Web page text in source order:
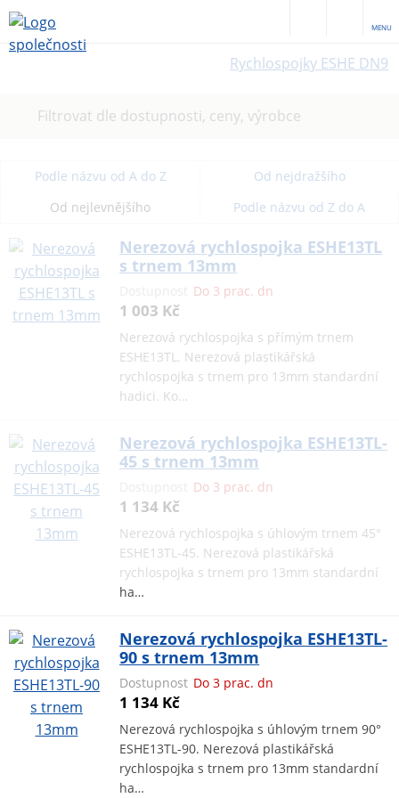
MENU
Rychlospojky ESHE DN9
Filtrovat dle dostupnosti, ceny, výrobce
Podle názvu od A do Z
Od nejdražšího
Od nejlevnějšího
Podle názvu od Z do A
Nerezová rychlospojka ESHE13TL
s trnem 13mm
Do 3 prac. dn
1 003 Kč
Nerezová rychlospojka s přímým trnem
ESHE13TL. Nerezová plastikářská
rychlospojka s trnem pro 13mm standardní
hadici. Ko…
Nerezová rychlospojka ESHE13TL-
45 s trnem 13mm
Do 3 prac. dn
1 134 Kč
Nerezová rychlospojka s úhlovým trnem 45°
ESHE13TL-45. Nerezová plastikářská
rychlospojka s trnem pro 13mm standardní
ha…
Nerezová rychlospojka ESHE13TL-
90 s trnem 13mm
Dostupnost Do 3 prac. dn
1 134 Kč
Nerezová rychlospojka s úhlovým trnem 90°
ESHE13TL-90. Nerezová plastikářská
rychlospojka s trnem pro 13mm standardní
ha…